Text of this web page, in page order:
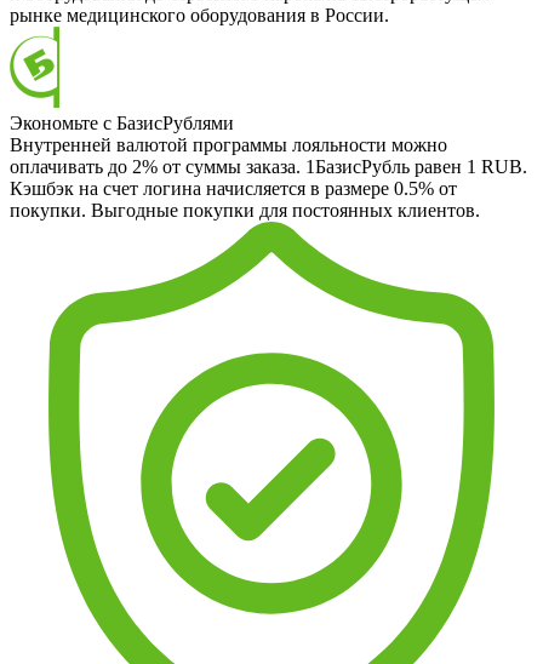
рынке медицинского оборудования в России.
Экономьте с БазисРублями
Внутренней валютой программы лояльности можно
оплачивать до 2% от суммы заказа. 1БазисРубль равен 1 RUB.
Кэшбэк на счет логина начисляется в размере 0.5% от
покупки. Выгодные покупки для постоянных клиентов.